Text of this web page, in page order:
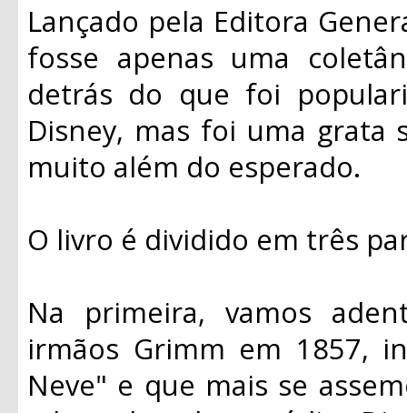
Lançado pela Editora
fosse apenas uma
detrás do que foi
Disney, mas foi uma grata
muito além do esperado.
O livro é dividido em três
Na primeira, vamos
irmãos Grimm em 1857,
Neve" e que mais se